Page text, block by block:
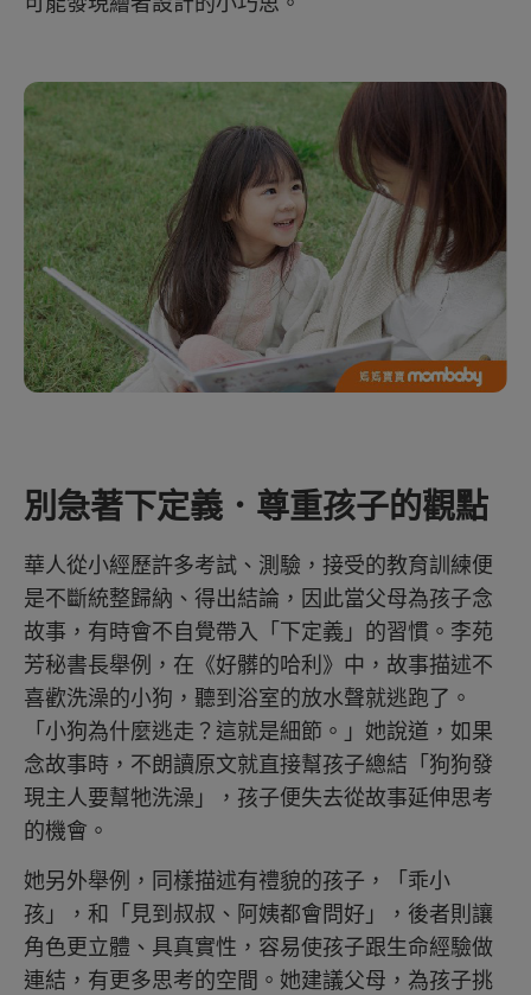
別急著下定義．尊重孩子的觀點
華人從小經歷許多考試、測驗，接受的教育訓練便
是不斷統整歸納、得出結論，因此當父母為孩子念
故事，有時會不自覺帶入「下定義」的習慣。李苑
芳秘書長舉例，在《好髒的哈利》中，故事描述不
喜歡洗澡的小狗，聽到浴室的放水聲就逃跑了。
「小狗為什麼逃走？這就是細節。」她說道，如果
念故事時，不朗讀原文就直接幫孩子總結「狗狗發
現主人要幫牠洗澡」，孩子便失去從故事延伸思考
的機會。
她另外舉例，同樣描述有禮貌的孩子，「乖小
孩」，和「見到叔叔、阿姨都會問好」，後者則讓
角色更立體、具真實性，容易使孩子跟生命經驗做
連結，有更多思考的空間。她建議父母，為孩子挑